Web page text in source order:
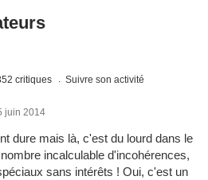
critiques Suivre son activité
juin 2014
dure mais là, c'est du lourd dans le
incalculable d'incohérences,
sans intérêts ! Oui, c'est un